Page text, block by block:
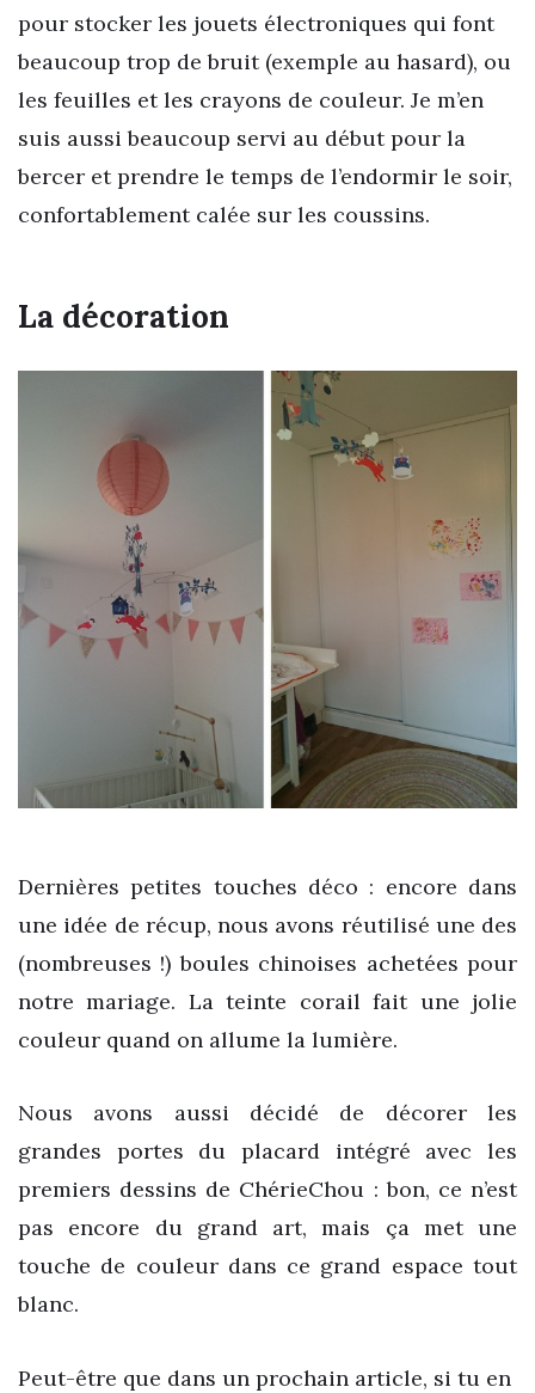
pour stocker les jouets électroniques qui font
beaucoup trop de bruit (exemple au hasard), ou
les feuilles et les crayons de couleur. Je m’en
suis aussi beaucoup servi au début pour la
bercer et prendre le temps de l’endormir le soir,
confortablement calée sur les coussins.
La décoration
Dernières petites touches déco : encore dans
une idée de récup, nous avons réutilisé une des
(nombreuses !) boules chinoises achetées pour
notre mariage. La teinte corail fait une jolie
couleur quand on allume la lumière.
Nous avons aussi décidé de décorer les
grandes portes du placard intégré avec les
premiers dessins de ChérieChou : bon, ce n’est
pas encore du grand art, mais ça met une
touche de couleur dans ce grand espace tout
blanc.
Peut-être que dans un prochain article, si tu en